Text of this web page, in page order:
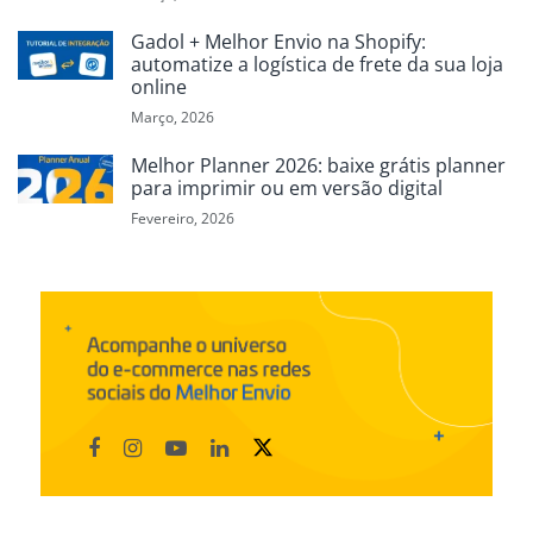
Gadol + Melhor Envio na Shopify:
automatize a logística de frete da sua loja
online
Março, 2026
Melhor Planner 2026: baixe grátis planner
para imprimir ou em versão digital
Fevereiro, 2026